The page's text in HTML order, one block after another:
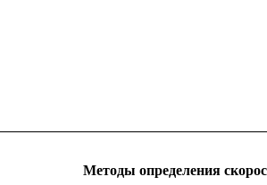
Методы определения